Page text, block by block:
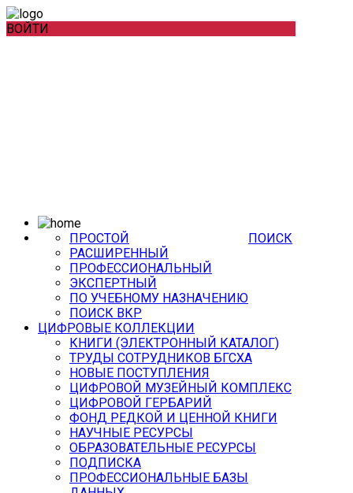
ВОЙТИ
ПОИСК
ПРОСТОЙ
РАСШИРЕННЫЙ
ПРОФЕССИОНАЛЬНЫЙ
ЭКСПЕРТНЫЙ
ПО УЧЕБНОМУ НАЗНАЧЕНИЮ
ПОИСК ВКР
ЦИФРОВЫЕ КОЛЛЕКЦИИ
КНИГИ (ЭЛЕКТРОННЫЙ КАТАЛОГ)
ТРУДЫ СОТРУДНИКОВ БГСХА
НОВЫЕ ПОСТУПЛЕНИЯ
ЦИФРОВОЙ МУЗЕЙНЫЙ КОМПЛЕКС
ЦИФРОВОЙ ГЕРБАРИЙ
ФОНД РЕДКОЙ И ЦЕННОЙ КНИГИ
НАУЧНЫЕ РЕСУРСЫ
ОБРАЗОВАТЕЛЬНЫЕ РЕСУРСЫ
ПОДПИСКА
ПРОФЕССИОНАЛЬНЫЕ БАЗЫ